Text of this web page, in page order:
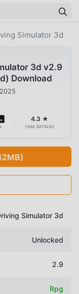
Simulator 3d
3d v2.9
Download
4.3 ★
1698 RATINGS
Simulator 3d
Unlocked
2.9
Rpg